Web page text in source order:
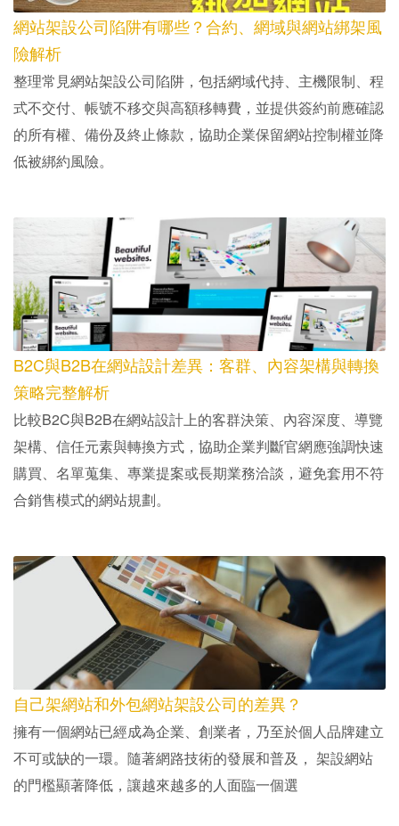
網站架設公司陷阱有哪些？合約、網域與網站綁架風
險解析
整理常見網站架設公司陷阱，包括網域代持、主機限制、程
式不交付、帳號不移交與高額移轉費，並提供簽約前應確認
的所有權、備份及終止條款，協助企業保留網站控制權並降
低被綁約風險。
B2C與B2B在網站設計差異：客群、內容架構與轉換
策略完整解析
比較B2C與B2B在網站設計上的客群決策、內容深度、導覽
架構、信任元素與轉換方式，協助企業判斷官網應強調快速
購買、名單蒐集、專業提案或長期業務洽談，避免套用不符
合銷售模式的網站規劃。
自己架網站和外包網站架設公司的差異？
擁有一個網站已經成為企業、創業者，乃至於個人品牌建立
不可或缺的一環。隨著網路技術的發展和普及， 架設網站
的門檻顯著降低，讓越來越多的人面臨一個選